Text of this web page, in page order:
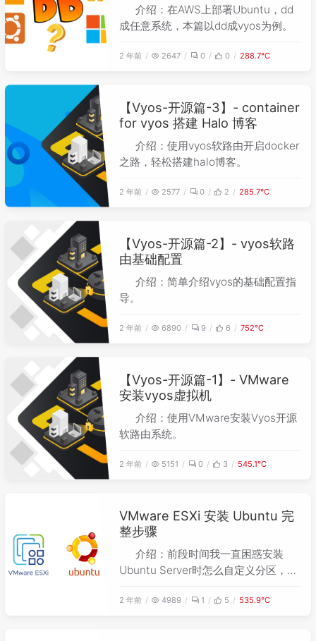
介绍：在AWS上部署Ubuntu，dd
成任意系统，本篇以dd成vyos为例。
2 年前 2647 0 0 288.7℃
【Vyos-开源篇-3】- container
for vyos 搭建 Halo 博客
介绍：使用vyos软路由开启docker
之路，轻松搭建halo博客。
2 年前 2577 0 2 285.7℃
【Vyos-开源篇-2】- vyos软路
由基础配置
介绍：简单介绍vyos的基础配置指
导。
2 年前 6890 9 6 752℃
【Vyos-开源篇-1】- VMware
安装vyos虚拟机
介绍：使用VMware安装Vyos开源
软路由系统。
2 年前 5151 0 3 545.1℃
VMware ESXi 安装 Ubuntu 完
整步骤
介绍：前段时间我一直困惑安装
Ubuntu Server时怎么自定义分区，经
么安装Linux系统时合理分配分区大小
2 年前 4989 1 5 535.9℃